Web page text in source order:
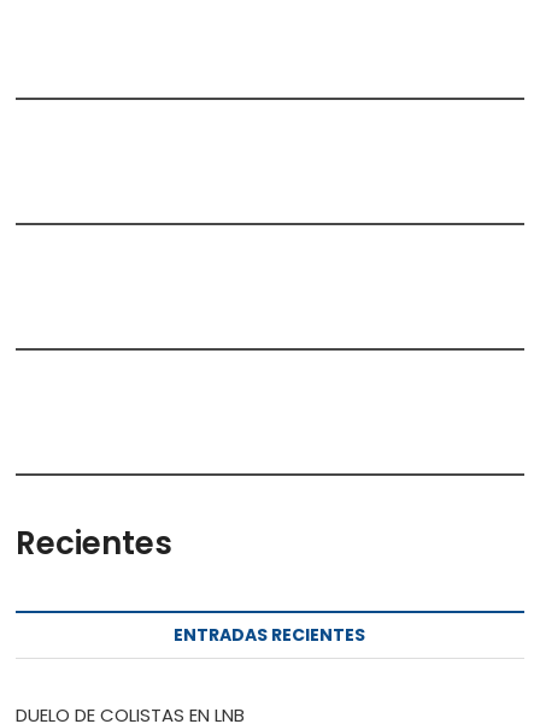
Recientes
ENTRADAS RECIENTES
DUELO DE COLISTAS EN LNB